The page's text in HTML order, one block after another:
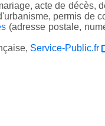
acte de décès,
permis de
(adresse postale,
Service-Public.fr